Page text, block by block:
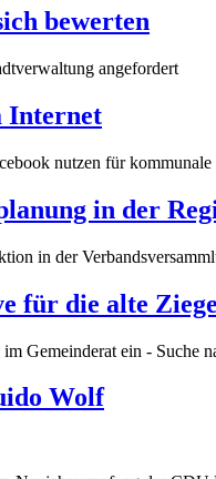
bewerten
angefordert
Internet
nutzen für
in der
in der
für die alte
Gemeinderat ein - Suche
Wolf